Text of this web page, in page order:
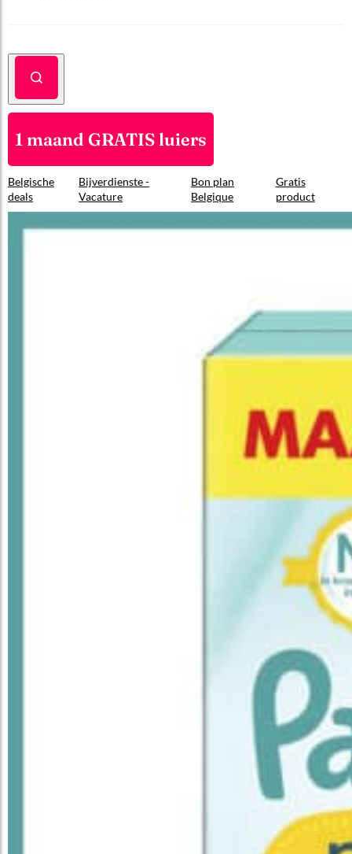
1 maand GRATIS luiers
Belgische
deals
Bijverdienste -
Vacature
Bon plan
Belgique
Gratis
product